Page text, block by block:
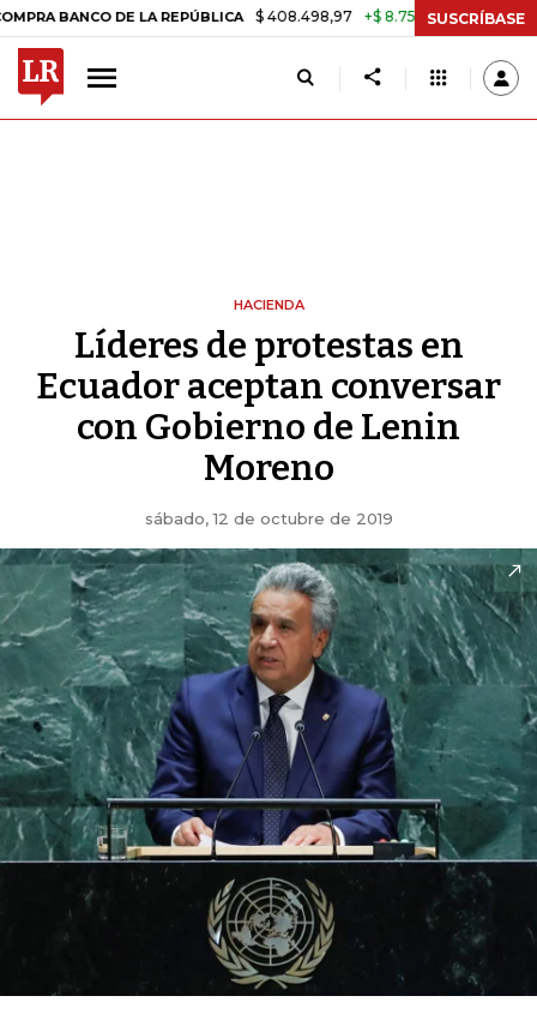
DE LA REPÚBLICA $ 408.498,97 +$ 8.753,81 +2,19% TASA DE
SUSCRÍBASE
HACIENDA
Líderes de protestas en
Ecuador aceptan conversar
con Gobierno de Lenin
Moreno
sábado, 12 de octubre de 2019